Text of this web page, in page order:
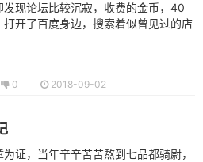
现论坛比较沉寂，收费的金币，40
开了百度身边，搜索着似曾见过的店
0 2018-09-02
证，当年辛辛苦苦熬到七品都骑尉，